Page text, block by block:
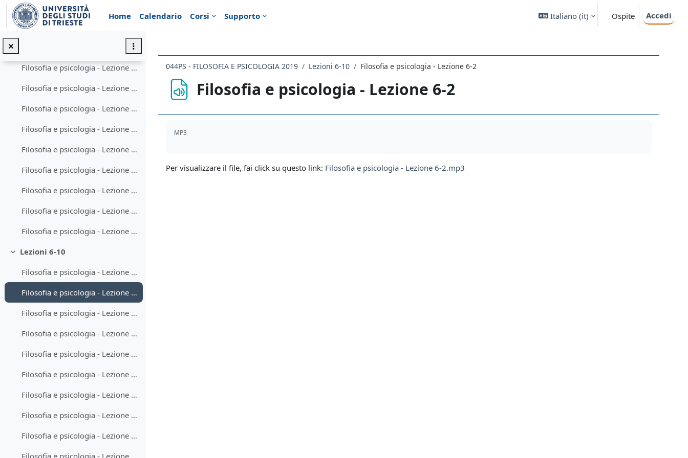
Vai al contenuto principale
Home
Calendario Corsi Supporto Italiano ‎(it)‎ Ospite Accedi
Minimizza
Lezioni 1-5
Filosofia e psicologia - Lezione 1-1
Filosofia e psicologia - Lezione 1-2
Filosofia e psicologia - Lezione 2-1
Filosofia e psicologia - Lezione 2-2
Filosofia e psicologia - Lezione 3-1
Filosofia e psicologia - Lezione 3-2
Filosofia e psicologia - Lezione 4-1
Filosofia e psicologia - Lezione 4-2
Filosofia e psicologia - Lezione 5-1
Filosofia e psicologia - Lezione 5-2
Minimizza
Lezioni 6-10
Filosofia e psicologia - Lezione 6-1
Filosofia e psicologia - Lezione 6-2
Filosofia e psicologia - Lezione 7-1
Filosofia e psicologia - Lezione 7-2
Filosofia e psicologia - Lezione 8-1
Filosofia e psicologia - Lezione 8-2
Filosofia e psicologia - Lezione 9-1
Filosofia e psicologia - Lezione 9-2
Filosofia e psicologia - Lezione 10-1
044PS - FILOSOFIA E PSICOLOGIA 2019 Lezioni 6-10 Filosofia e psicologia - Lezione 6-2
Filosofia e psicologia - Lezione 6-2
MP3
Per visualizzare il file, fai click su questo link: Filosofia e psicologia - Lezione 6-2.mp3